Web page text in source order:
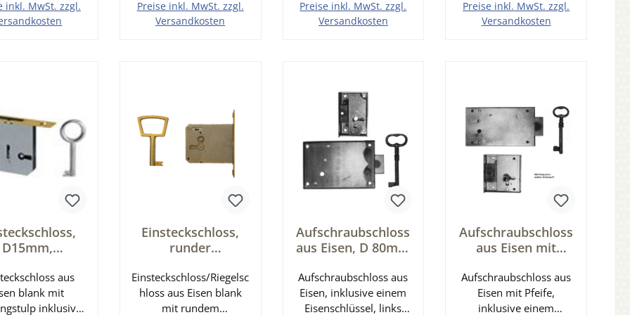
mm
65
inkl. MwSt. zzgl.
Preise inkl. MwSt. zzgl.
Versandkosten
Preise inkl. MwSt. zzgl.
Versandkosten
Dornmaß: 15 mm
Stulpmaß: 12 x 75 mm
Preise inkl. MwSt. zzgl.
Versandkosten
D15mm,
Serie ES101
aus
blank mit
inklusive
Einsteckschloss,
runder
Dornmaß 35 mm
links Serie ES104
Einsteckschloss/Riegelsc
hloss aus Eisen blank
mit rundem
Aufschraubschloss
aus Eisen, D 80mm
Aufschraubschloss aus
Eisen, inklusive einem
Eisenschlüssel, links
Aufschraubschloss
aus Eisen mit
links Serie AS020
Aufschraubschloss aus
Eisen mit Pfeife,
inklusive einem